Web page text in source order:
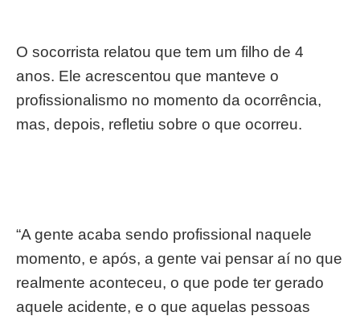
O socorrista relatou que tem um filho de 4
anos. Ele acrescentou que manteve o
profissionalismo no momento da ocorrência,
mas, depois, refletiu sobre o que ocorreu.
“A gente acaba sendo profissional naquele
momento, e após, a gente vai pensar aí no que
realmente aconteceu, o que pode ter gerado
aquele acidente, e o que aquelas pessoas